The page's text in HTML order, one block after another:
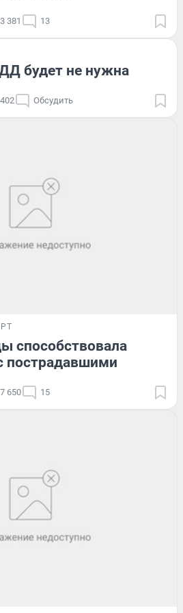
3 381 13
будет не нужна
402 Обсудить
способствовала
пострадавшими
7 650 15